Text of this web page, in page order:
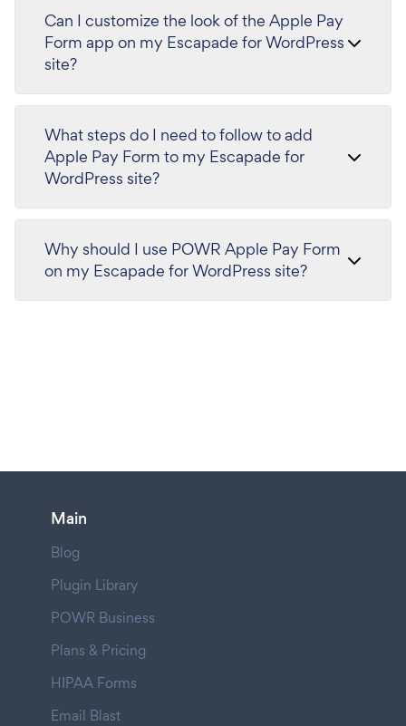
Can I customize the look of the Apple Pay
Form app on my Escapade for WordPress
site?
What steps do I need to follow to add
Apple Pay Form to my Escapade for
WordPress site?
Why should I use POWR Apple Pay Form
on my Escapade for WordPress site?
Main
Blog
Plugin Library
POWR Business
Plans & Pricing
HIPAA Forms
Email Blast